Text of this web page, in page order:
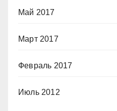
Май 2017
Март 2017
Февраль 2017
Июль 2012